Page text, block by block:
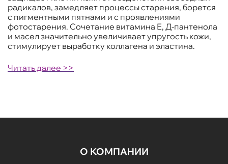
радикалов, замедляет процессы старения, борется
с пигментными пятнами и с проявлениями
фотостарения. Сочетание витамина Е, Д-пантенола
и масел значительно увеличивает упругость кожи,
стимулирует выработку коллагена и эластина.
Читать далее >>
О КОМПАНИИ